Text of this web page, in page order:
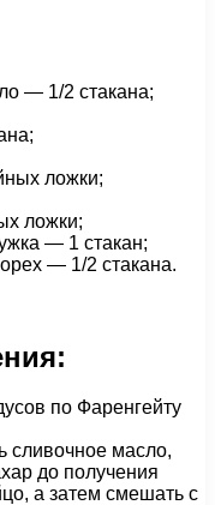
— 1/2 стакана;
ложки;
ложки;
— 1 стакан;
— 1/2 стакана.
по Фаренгейту
сливочное масло,
до получения
а затем смешать с